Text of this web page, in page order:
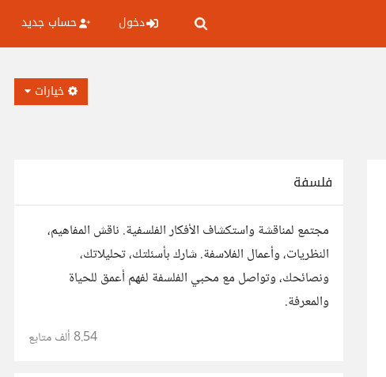
دخول حساب جديد
خيارات
فلسفة
مجتمع لمناقشة واستكشاف الأفكار الفلسفية. ناقش المفاهيم،
النظريات، وأعمال الفلاسفة. شارك بأسئلتك، تحليلاتك،
ونصائحك، وتواصل مع محبي الفلسفة لفهم أعمق للحياة
والمعرفة.
8.54 ألف متابع